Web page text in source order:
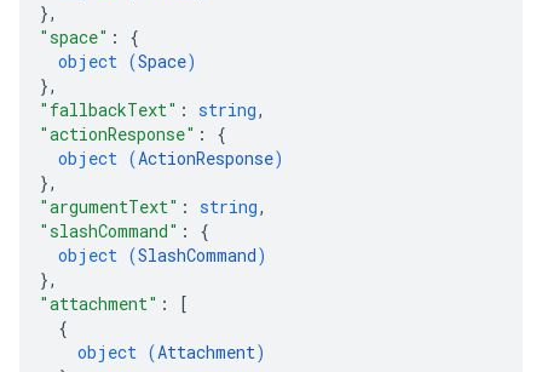
},
"space" : {
object (Space)
},
"fallbackText" : string,
"actionResponse" : {
object (ActionResponse)
},
"argumentText" : string,
"slashCommand" : {
object (SlashCommand)
},
"attachment" :
[
{
object (Attachment)